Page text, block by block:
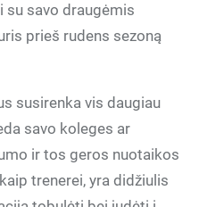
su savo draugėmis
prieš rudens sezoną
susirenka vis daugiau
savo koleges ar
ir tos geros nuotaikos
trenerei, yra didžiulis